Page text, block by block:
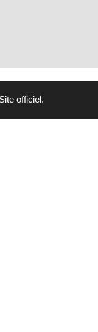
officiel.